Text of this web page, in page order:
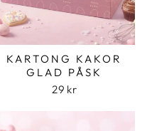
KARTONG KAKOR
GLAD PÅSK
29 kr